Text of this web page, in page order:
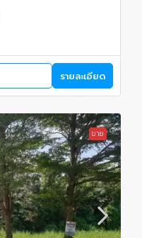
รายละเอียด
ขาย